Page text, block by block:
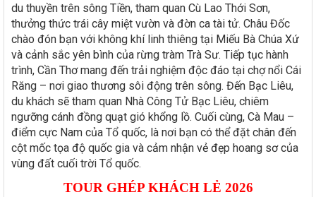
du thuyền trên sông Tiền, tham quan Cù Lao Thới Sơn,
thưởng thức trái cây miệt vườn và đờn ca tài tử. Châu Đốc
chào đón bạn với không khí linh thiêng tại Miếu Bà Chúa Xứ
và cảnh sắc yên bình của rừng tràm Trà Sư. Tiếp tục hành
trình, Cần Thơ mang đến trải nghiệm độc đáo tại chợ nổi Cái
Răng – nơi giao thương sôi động trên sông. Đến Bạc Liêu,
du khách sẽ tham quan Nhà Công Tử Bạc Liêu, chiêm
ngưỡng cánh đồng quạt gió khổng lồ. Cuối cùng, Cà Mau –
điểm cực Nam của Tổ quốc, là nơi bạn có thể đặt chân đến
cột mốc tọa độ quốc gia và cảm nhận vẻ đẹp hoang sơ của
vùng đất cuối trời Tổ quốc.
TOUR GHÉP KHÁCH LẺ 2026